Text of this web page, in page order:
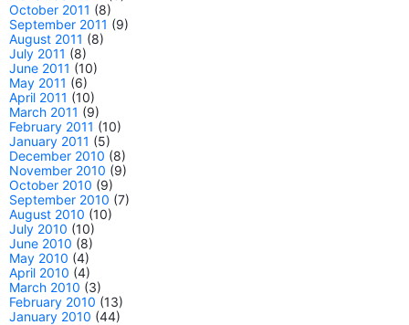
October 2011 (8)
September 2011 (9)
August 2011 (8)
July 2011 (8)
June 2011 (10)
May 2011 (6)
April 2011 (10)
March 2011 (9)
February 2011 (10)
January 2011 (5)
December 2010 (8)
November 2010 (9)
October 2010 (9)
September 2010 (7)
August 2010 (10)
July 2010 (10)
June 2010 (8)
May 2010 (4)
April 2010 (4)
March 2010 (3)
February 2010 (13)
January 2010 (44)